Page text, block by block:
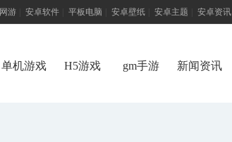
游 安卓软件 平板电脑 安卓壁纸 安卓主题 安卓资讯
单机游戏 H5游戏 gm手游 新闻资讯